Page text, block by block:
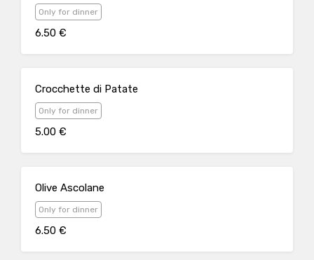
Only for dinner
6.50 €
Crocchette di Patate
Only for dinner
5.00 €
Olive Ascolane
Only for dinner
6.50 €